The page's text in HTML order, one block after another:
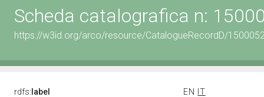
Scheda catalografica n:
https://w3id.org/arco/resource/CatalogueRecordD/
rdfs: label EN
IT